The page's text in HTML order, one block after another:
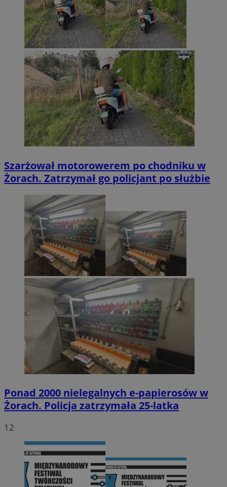
Szarżował motorowerem po chodniku w
Żorach. Zatrzymał go policjant po służbie
Ponad 2000 nielegalnych e-papierosów w
Żorach. Policja zatrzymała 25-latka
12